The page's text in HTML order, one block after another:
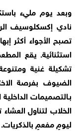
وبعد يوم مليء
نادي إكسكلوسيف
تصبح الأجواء أكثر
استثنائية. يقع
تشكيلة غنية
الضيوف بفرصة
بـالتصميمات
الخلاب لتناول
ليومٍ مفعمٍ بالذكريات.